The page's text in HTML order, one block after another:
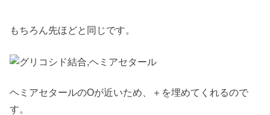
もちろん先ほどと同じです。
ヘミアセタールのOが近いため、＋を埋めてくれるので
す。